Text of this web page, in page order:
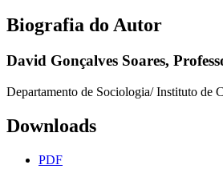
Biografia do Autor
David Gonçalves Soares,
Departamento de Sociologia/ Instituto de
Downloads
PDF